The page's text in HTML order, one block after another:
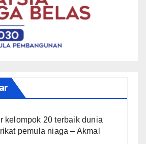
kelompok 20 terbaik dunia
pemula niaga – Akmal